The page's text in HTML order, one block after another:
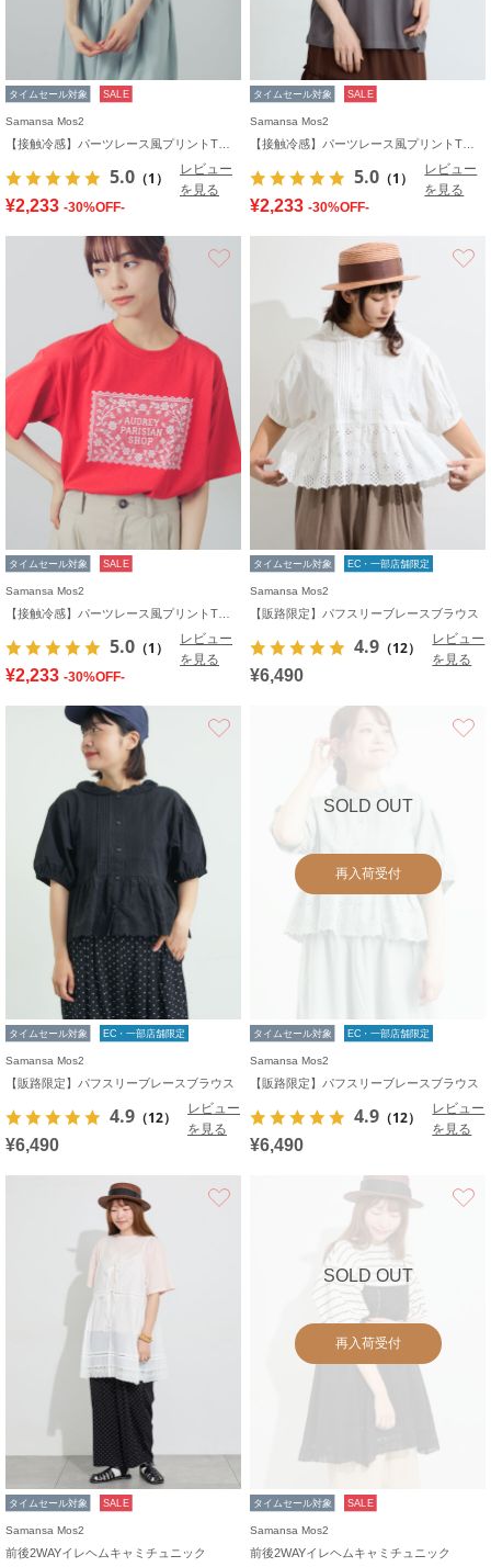
タイムセール対象 SALE
Samansa Mos2
5.0 （1）
レビュー
を見る
¥2,233 -30%OFF-
タイムセール対象 SALE
Samansa Mos2
5.0 （1）
レビュー
を見る
¥2,233 -30%OFF-
タイムセール対象 SALE
Samansa Mos2
5.0 （1）
レビュー
を見る
¥2,233 -30%OFF-
タイムセール対象 EC・一部店舗限定
Samansa Mos2
【販路限定】パフスリーブレースブラウス
4.9 （12）
レビュー
を見る
¥6,490
タイムセール対象 EC・一部店舗限定
Samansa Mos2
【販路限定】パフスリーブレースブラウス
4.9 （12）
レビュー
を見る
¥6,490
SOLD OUT
再入荷受付
タイムセール対象 EC・一部店舗限定
Samansa Mos2
【販路限定】パフスリーブレースブラウス
4.9 （12）
レビュー
を見る
¥6,490
タイムセール対象 SALE
Samansa Mos2
前後2WAYイレヘムキャミチュニック
SOLD OUT
再入荷受付
タイムセール対象 SALE
Samansa Mos2
前後2WAYイレヘムキャミチュニック